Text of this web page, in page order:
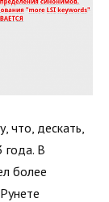
что, дескать,
года. В
более